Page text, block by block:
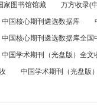
家图书馆馆藏
万方收录(
国核心期刊遴选数据库
国核心期刊遴选数据库全国
国学术期刊（光盘版）全文
中国学术期刊（光盘版